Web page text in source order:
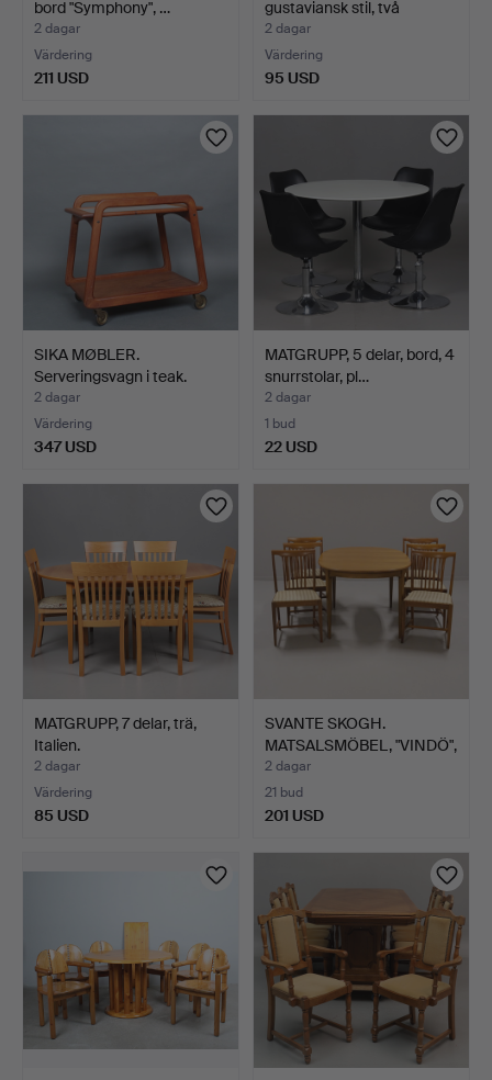
bord "Symphony", …
2 dagar
Värdering
211 USD
gustaviansk stil, två
iläggss…
2 dagar
Värdering
95 USD
SIKA MØBLER.
Serveringsvagn i teak.
Danmar…
2 dagar
Värdering
347 USD
MATGRUPP, 5 delar, bord, 4
snurrstolar, pl…
2 dagar
1 bud
22 USD
MATGRUPP, 7 delar, trä,
Italien.
2 dagar
Värdering
85 USD
SVANTE SKOGH.
MATSALSMÖBEL, "VINDÖ",
VALNÖ…
2 dagar
21 bud
201 USD